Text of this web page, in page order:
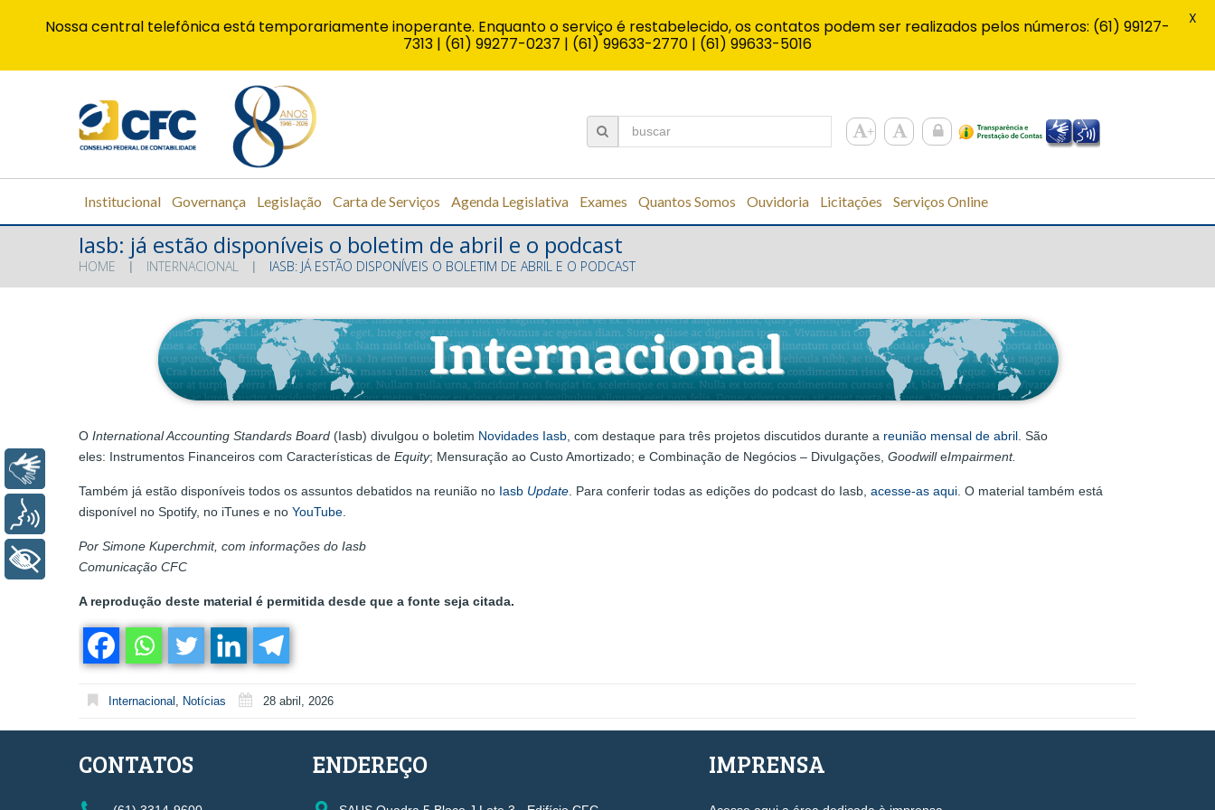
Institucional Governança Legislação Carta de Serviços Agenda Legislativa Exames Quantos Somos Ouvidoria Licitações Serviços Online
Iasb: já estão disponíveis o boletim de abril e o podcast
HOME INTERNACIONAL IASB: JÁ ESTÃO DISPONÍVEIS O BOLETIM DE ABRIL E O PODCAST
O International Accounting Standards Board (Iasb) divulgou o boletim Novidades Iasb, com destaque para três projetos discutidos durante a reunião mensal de abril. São
eles: Instrumentos Financeiros com Características de Equity; Mensuração ao Custo Amortizado; e Combinação de Negócios – Divulgações, GoodwilleImpairment.
Também já estão disponíveis todos os assuntos debatidos na reunião no Iasb Update. Para conferir todas as edições do podcast do Iasb, acesse-as aqui. O material também está
disponível no Spotify, no iTunes e no YouTube.
Por Simone Kuperchmit, com informações do Iasb
Comunicação CFC
A reprodução deste material é permitida desde que a fonte seja citada.
Internacional , Notícias 28 abril, 2026
CONTATOS ENDEREÇO IMPRENSA
Nossa central telefônica está temporariamente inoperante. Enquanto o serviço é restabelecido, os contatos podem ser realizados pelos números: (61) 99127-
7313 | (61) 99277-0237 | (61) 99633-2770 | (61) 99633-5016
X
Voz
+ Acessibilidade